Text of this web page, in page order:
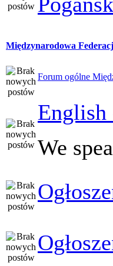
Międzynarodowa
Forum ogólne
English
We